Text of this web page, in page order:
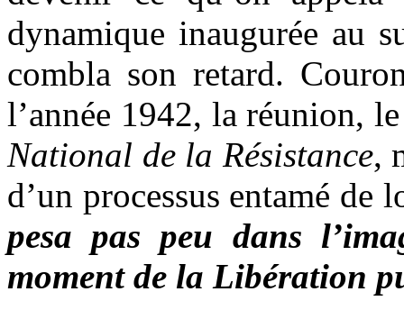
dynamique inaugurée au
combla son retard.
l’année 1942, la réunion,
National de la Résistance,
d’un processus entamé de
pesa pas peu dans
moment de la Libération